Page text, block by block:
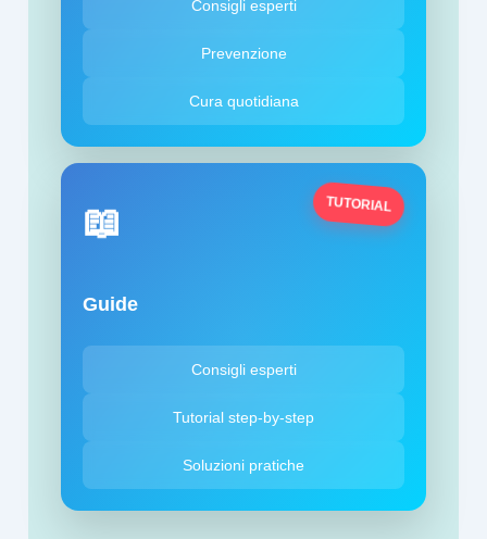
Consigli esperti
Prevenzione
Cura quotidiana
TUTORIAL
📖
Guide
Consigli esperti
Tutorial step-by-step
Soluzioni pratiche